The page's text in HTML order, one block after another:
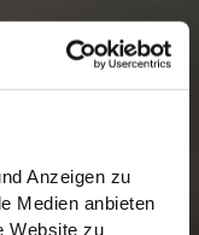
Anzeigen zu
Medien anbieten
Website zu